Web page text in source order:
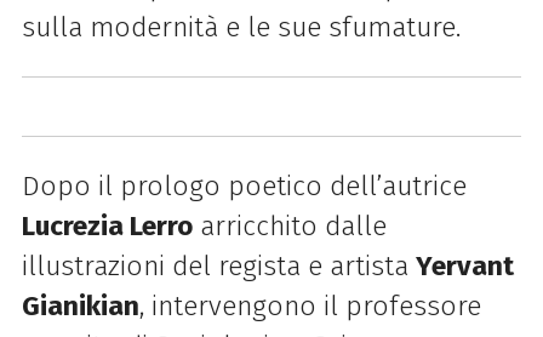
sulla modernità e le sue sfumature.
Dopo il prologo poetico dell’autrice
Lucrezia Lerroarricchito dalle
illustrazioni del regista e artista Yervant
Gianikian, intervengono il professore